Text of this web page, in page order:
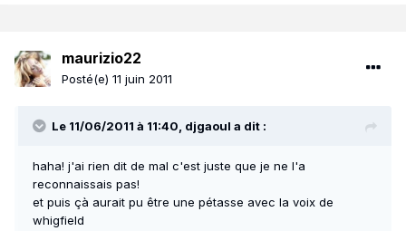
maurizio22
Posté(e) 11 juin 2011
Le 11/06/2011 à 11:40, djgaoul a dit :
haha! j'ai rien dit de mal c'est juste que je ne l'a
reconnaissais pas!
et puis çà aurait pu être une pétasse avec la voix de
whigfield